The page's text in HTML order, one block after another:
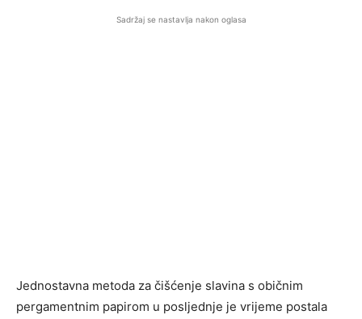
Sadržaj se nastavlja nakon oglasa
Jednostavna metoda za čišćenje slavina s običnim
pergamentnim papirom u posljednje je vrijeme postala